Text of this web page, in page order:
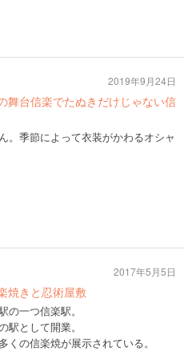
舞台信楽でたぬきだけじゃない信
。季節によって衣装がかわるオシャ
2019年9月24日
焼きと忍術屋敷
の一つ信楽駅。
駅として開業。
の信楽焼が展示されている。
2017年5月5日